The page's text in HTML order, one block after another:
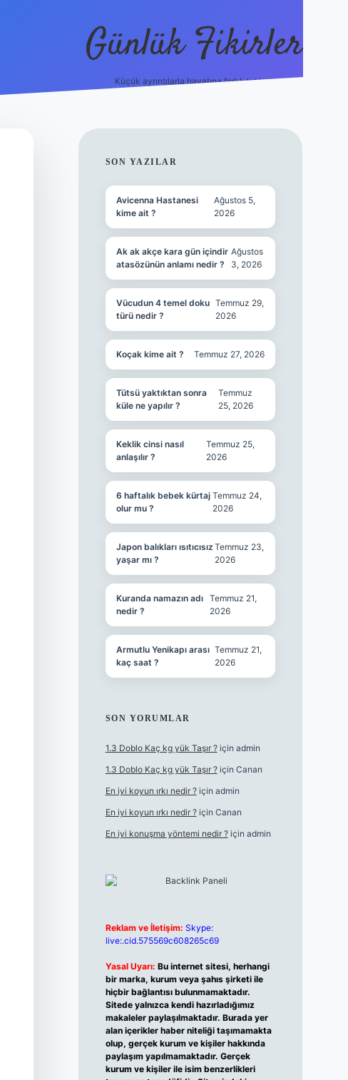
Günlük Fikirler
Küçük ayrıntılarla hayatına farklı tat kat.
SIDEBAR
SON YAZILAR
Avicenna Hastanesi
kime ait ?
Ağustos 5,
2026
Ak ak akçe kara gün içindir
atasözünün anlamı nedir ?
Ağustos
3, 2026
Vücudun 4 temel doku
türü nedir ?
Temmuz 29,
2026
Koçak kime ait ? Temmuz 27, 2026
Tütsü yaktıktan sonra
küle ne yapılır ?
Temmuz
25, 2026
Keklik cinsi nasıl
anlaşılır ?
Temmuz 25,
2026
6 haftalık bebek kürtaj
olur mu ?
Temmuz 24,
2026
Japon balıkları ısıtıcısız
yaşar mı ?
Temmuz 23,
2026
Kuranda namazın adı
nedir ?
Temmuz 21,
2026
Armutlu Yenikapı arası
kaç saat ?
Temmuz 21,
2026
SON YORUMLAR
1.3 Doblo Kaç kg yük Taşır ?için admin
1.3 Doblo Kaç kg yük Taşır ?için Canan
En iyi koyun ırkı nedir ?için admin
En iyi koyun ırkı nedir ?için Canan
En iyi konuşma yöntemi nedir ?için admin
Reklam ve İletişim: Skype:
live:.cid.575569c608265c69
Yasal Uyarı: Bu internet sitesi, herhangi
bir marka, kurum veya şahıs şirketi ile
hiçbir bağlantısı bulunmamaktadır.
Sitede yalnızca kendi hazırladığımız
makaleler paylaşılmaktadır. Burada yer
alan içerikler haber niteliği taşımamakta
olup, gerçek kurum ve kişiler hakkında
paylaşım yapılmamaktadır. Gerçek
kurum ve kişiler ile isim benzerlikleri
ilbet yeni giriş